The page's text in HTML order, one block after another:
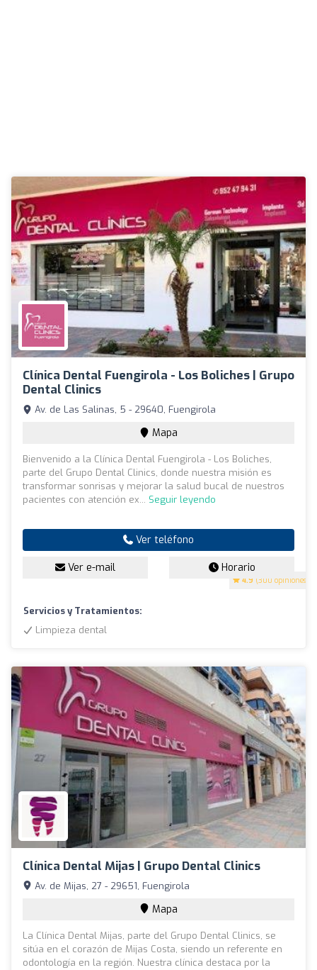
Clínica Dental Fuengirola - Los Boliches | Grupo
Dental Clinics
4.9 (300 opiniones)
Av. de Las Salinas, 5 - 29640, Fuengirola
Mapa
Bienvenido a la Clínica Dental Fuengirola - Los Boliches,
parte del Grupo Dental Clinics, donde nuestra misión es
transformar sonrisas y mejorar la salud bucal de nuestros
pacientes con atención ex... Seguir leyendo
Ver teléfono
Ver e-mail Horario
Servicios y Tratamientos:
Limpieza dental
Clínica Dental Mijas | Grupo Dental Clinics
Av. de Mijas, 27 - 29651, Fuengirola
Mapa
La Clínica Dental Mijas, parte del Grupo Dental Clinics, se
sitúa en el corazón de Mijas Costa, siendo un referente en
odontología en la región. Nuestra clínica destaca por la